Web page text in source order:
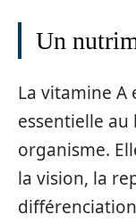
Un
La vitamine
essentielle
organisme.
la vision, la